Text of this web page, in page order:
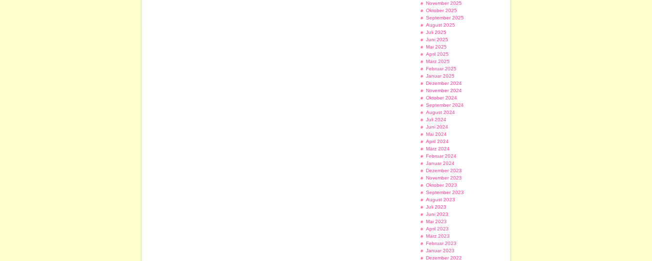
November 2025
Oktober 2025
September 2025
August 2025
Juli 2025
Juni 2025
Mai 2025
April 2025
März 2025
Februar 2025
Januar 2025
Dezember 2024
November 2024
Oktober 2024
September 2024
August 2024
Juli 2024
Juni 2024
Mai 2024
April 2024
März 2024
Februar 2024
Januar 2024
Dezember 2023
November 2023
Oktober 2023
September 2023
August 2023
Juli 2023
Juni 2023
Mai 2023
April 2023
März 2023
Februar 2023
Januar 2023
Dezember 2022